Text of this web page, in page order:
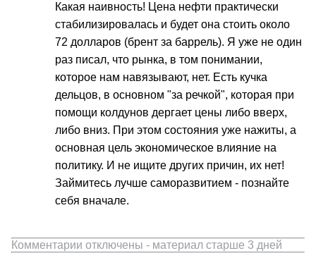
Какая наивность! Цена нефти практически
стабилизировалась и будет она стоить около
72 долларов (брент за баррель). Я уже не один
раз писал, что рынка, в том понимании,
которое нам навязывают, нет. Есть кучка
дельцов, в основном "за речкой", которая при
помощи колдунов дергает цены либо вверх,
либо вниз. При этом состояния уже нажиты, а
основная цель экономическое влияние на
политику. И не ищите других причин, их нет!
Займитесь лучше саморазвитием - познайте
себя вначале.
Комментарии отключены - материал старше 3 дней